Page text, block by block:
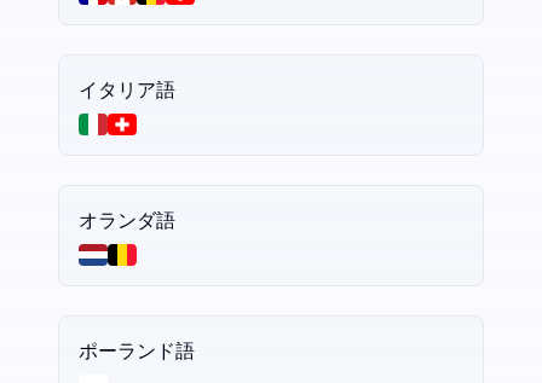
イタリア語
オランダ語
ポーランド語